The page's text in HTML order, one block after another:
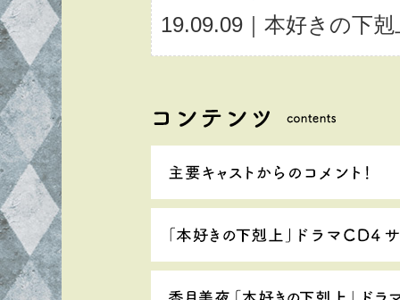
19.09.09｜本好きの下